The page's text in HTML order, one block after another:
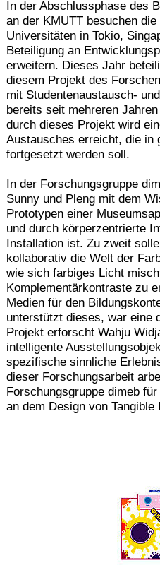
In der Abschlussphase des
an der KMUTT besuchen
Universitäten in Tokio,
Beteiligung an
erweitern. Dieses Jahr
diesem Projekt des
mit Studentenaustausch-
bereits seit mehreren
durch dieses Projekt wird
Austausches erreicht, die in
fortgesetzt werden soll.
In der Forschungsgruppe
Sunny und Pleng mit dem
Prototypen einer
und durch körperzentrierte
Installation ist. Zu zweit
kollaborativ die Welt der
wie sich farbiges Licht
Komplementärkontraste zu
Medien für den
unterstützt dieses, war eine
Projekt erforscht Wahju
intelligente
spezifische sinnliche
dieser Forschungsarbeit
Forschungsgruppe dimeb
an dem Design von Tangible